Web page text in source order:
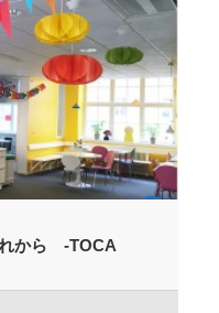
れから -TOCA